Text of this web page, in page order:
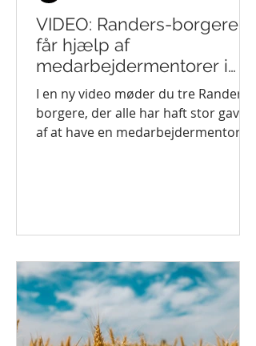
VIDEO: Randers-borgere
får hjælp af
medarbejdermentorer i
Rummelig Genstart-
projekt
I en ny video møder du tre Randers-
borgere, der alle har haft stor gavn
af at have en medarbejdermentor